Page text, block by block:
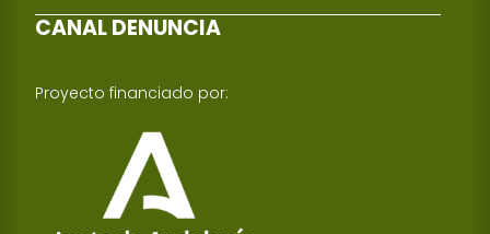
CANAL DENUNCIA
Proyecto financiado por: